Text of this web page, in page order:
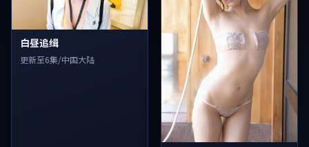
白昼追缉
更新至6集/中国大陆